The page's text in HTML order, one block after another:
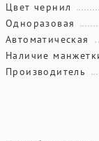
Цвет чернил
Одноразовая
Автоматическая
Наличие
Производитель